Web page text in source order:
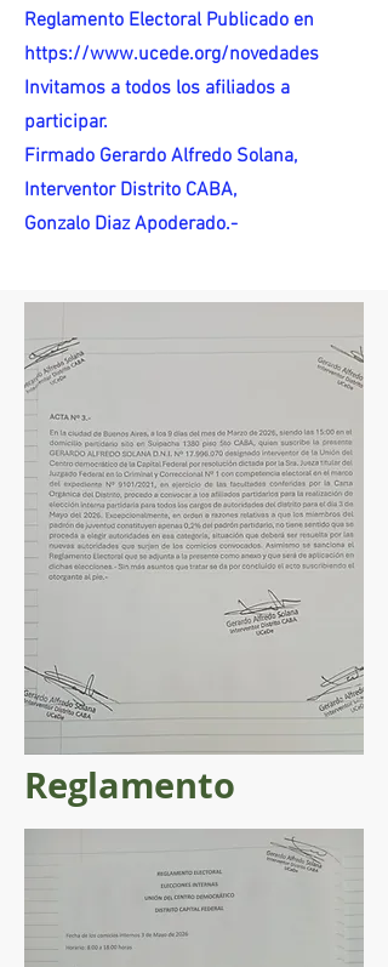
Reglamento Electoral Publicado en
https://www.ucede.org/novedades
Invitamos a todos los afiliados a
participar.
Firmado Gerardo Alfredo Solana,
Interventor Distrito CABA,
Gonzalo Diaz Apoderado.-
Reglamento